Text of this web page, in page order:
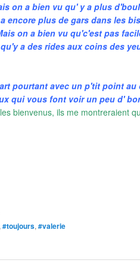
on a bien vu qu' y a plus
encore plus de gars dans les
on a bien vu qu'c'est pas
a des rides aux coins des
pourtant avec un p'tit point au
qui vous font voir un peu d'
bienvenus, ils me montreraient
#toujours, #valerie